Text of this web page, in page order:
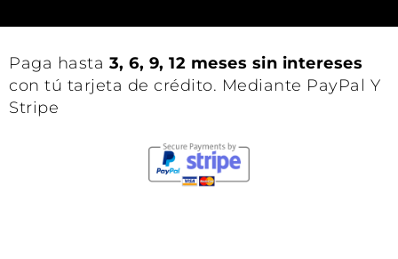
Paga hasta 3, 6, 9, 12 meses sin intereses
con tú tarjeta de crédito. Mediante PayPal Y
Stripe